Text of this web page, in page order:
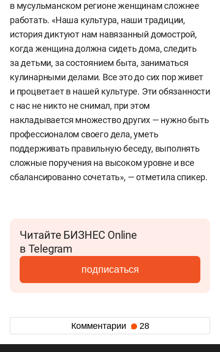
в мусульманском регионе женщинам сложнее
работать. «Наша культура, наши традиции,
история диктуют нам навязанный домострой,
когда женщина должна сидеть дома, следить
за детьми, за состоянием быта, заниматься
кулинарными делами. Все это до сих пор живет
и процветает в нашей культуре. Эти обязанности
с нас не никто не снимал, при этом
накладывается множество других — нужно быть
профессионалом своего дела, уметь
поддерживать правильную беседу, выполнять
сложные поручения на высоком уровне и все
сбалансированно сочетать», — отметила спикер.
Читайте БИЗНЕС Online
в Telegram
подписаться
Комментарии 28